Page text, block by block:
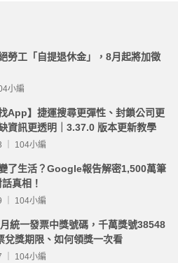
勞工「自提退休金」，8月起將加徵
小編
找App】捷運搜尋更彈性、封鎖公司更
資訊更透明｜3.37.0 版本更新教學
｜ 104小編
了生活？Google報告解密1,500萬筆
真相！
｜ 104小編
統一發票中獎號碼，千萬獎號38548
兌獎期限、如何領獎一次看
｜ 104小編